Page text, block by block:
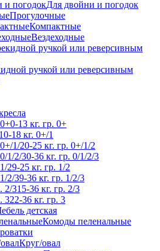
Для двойни и погодок
Прогулочные
Компактные
Вездеходные
ручкой или реверсивным
0-13 кг. гр. 0+
0-18 кг. 0+/1
0-25 кг. гр. 0+/1/2
0-36 кг. гр. 0/1/2/3
9-25 кг. гр. 1/2
9-36 кг. гр. 1/2/3
15-36 кг. гр. 2/3
22-36 кг. гр. 3
детская
Комоды пеленальные
Круг/овал